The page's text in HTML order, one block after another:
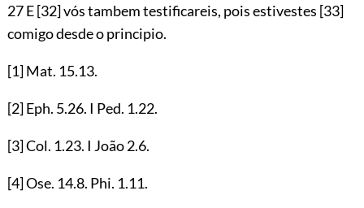
27 E[32]vós tambem testificareis, pois estivestes [33]
comigo desde o principio.
[1]Mat. 15.13.
[2]Eph. 5.26. I Ped. 1.22.
[3]Col. 1.23. I João2.6.
[4]Ose. 14.8. Phi. 1.11.